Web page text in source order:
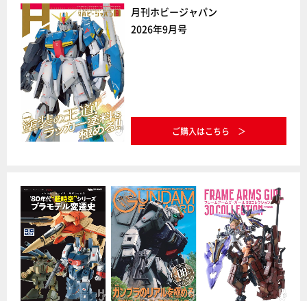
月刊ホビージャパン
2026年9月号
ご購入はこちら